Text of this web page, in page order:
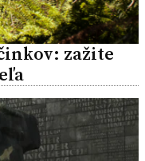
zažite